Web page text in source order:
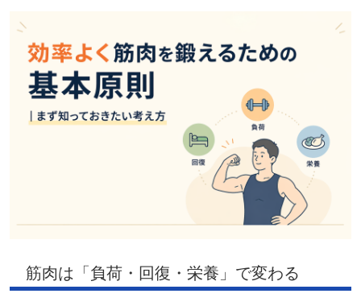
筋肉は「負荷・回復・栄養」で変わる